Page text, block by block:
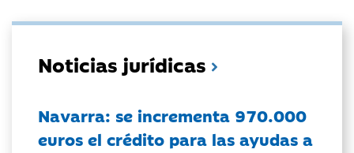
Noticias jurídicas
Navarra: se incrementa 970.000
euros el crédito para las ayudas a